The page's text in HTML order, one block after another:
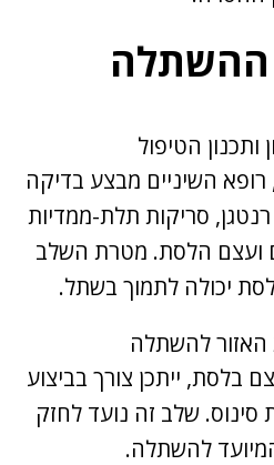
ההשתלה
ותכנון הטיפול
השיניים מבצע בדיקה
סריקות תלת-ממדיות
ועצם הלסת. מטרת השלב
יכולה לתמוך בשתל.
האזור להשתלה
ייתכן צורך בביצוע
שלב זה נועד לחזק
להשתלה.